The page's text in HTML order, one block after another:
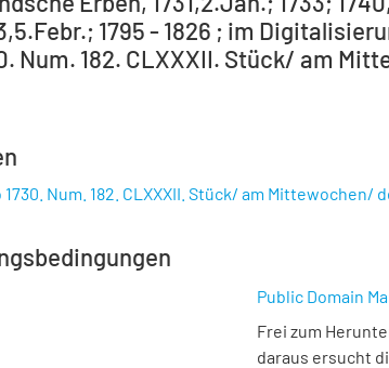
1795 - 1826 ; im
Num. 182. CLXXXII. Stück/ am
1730. Num. 182. CLXXXII. Stück/ am Mittewochen/
Public Domain
Frei zum
daraus ersucht